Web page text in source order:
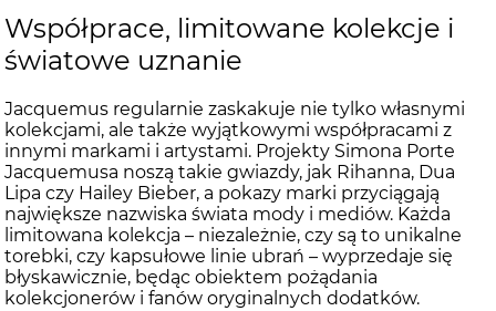
Współprace, limitowane kolekcje i
światowe uznanie
Jacquemus regularnie zaskakuje nie tylko własnymi
kolekcjami, ale także wyjątkowymi współpracami z
innymi markami i artystami. Projekty Simona Porte
Jacquemusa noszą takie gwiazdy, jak Rihanna, Dua
Lipa czy Hailey Bieber, a pokazy marki przyciągają
największe nazwiska świata mody i mediów. Każda
limitowana kolekcja – niezależnie, czy są to unikalne
torebki, czy kapsułowe linie ubrań – wyprzedaje się
błyskawicznie, będąc obiektem pożądania
kolekcjonerów i fanów oryginalnych dodatków.